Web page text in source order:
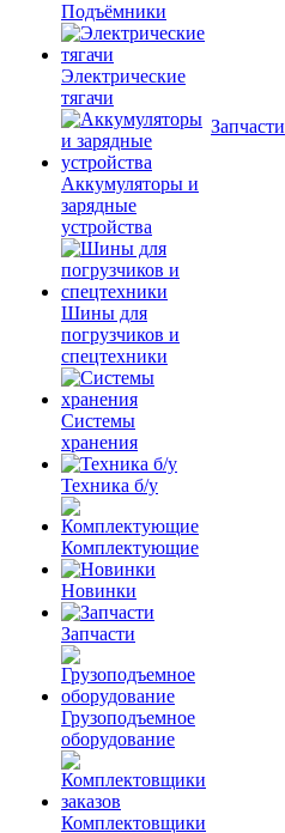
Подъёмники
Электрические
тягачи
Аккумуляторы и
зарядные
устройства
Шины для
погрузчиков и
спецтехники
Системы
хранения
Техника б/у
Комплектующие
Новинки
Запчасти
Грузоподъемное
оборудование
Комплектовщики
Запчасти